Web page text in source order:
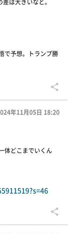
は大きいなと。
で予想。トランプ勝
年11月05日 18:20
体どこまでいくん